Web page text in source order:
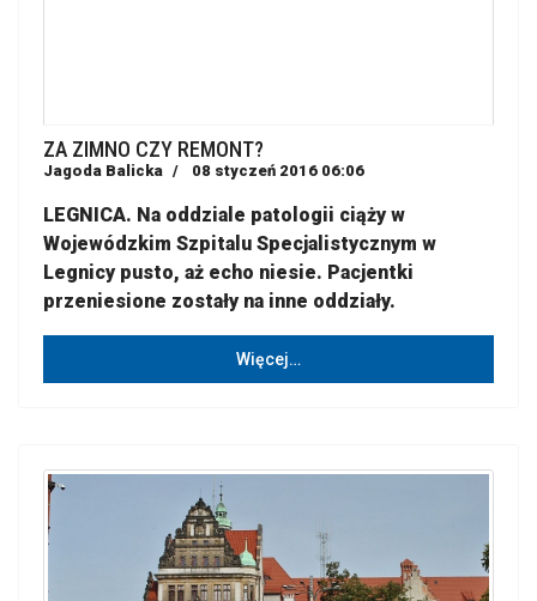
ZA ZIMNO CZY REMONT?
Jagoda Balicka 08 styczeń 2016 06:06
LEGNICA. Na oddziale patologii ciąży w
Wojewódzkim Szpitalu Specjalistycznym w
Legnicy pusto, aż echo niesie. Pacjentki
przeniesione zostały na inne oddziały.
Więcej…